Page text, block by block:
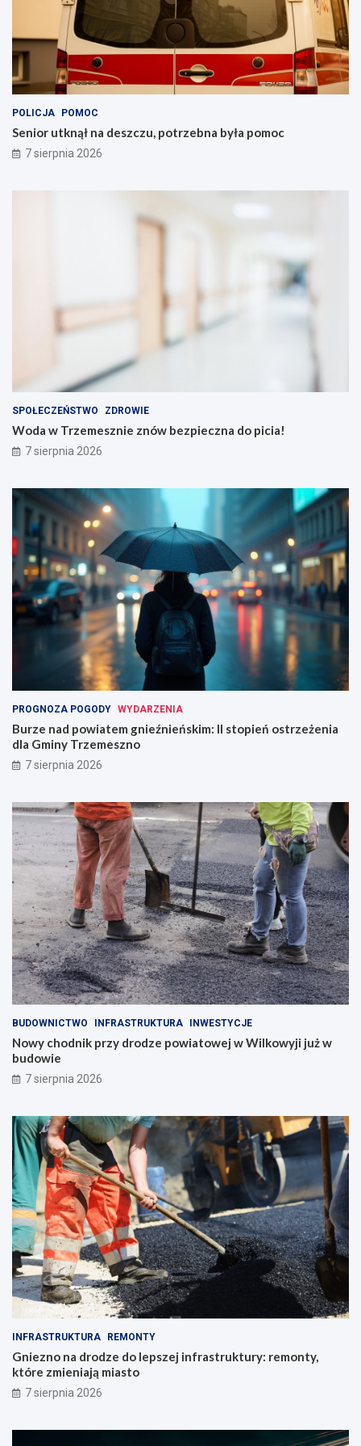
POLICJA POMOC
Senior utknął na deszczu, potrzebna była pomoc
7 sierpnia 2026
SPOŁECZEŃSTWO ZDROWIE
Woda w Trzemesznie znów bezpieczna do picia!
7 sierpnia 2026
PROGNOZA POGODY WYDARZENIA
Burze nad powiatem gnieźnieńskim: II stopień ostrzeżenia
dla Gminy Trzemeszno
7 sierpnia 2026
BUDOWNICTWO INFRASTRUKTURA INWESTYCJE
Nowy chodnik przy drodze powiatowej w Wilkowyji już w
budowie
7 sierpnia 2026
INFRASTRUKTURA REMONTY
Gniezno na drodze do lepszej infrastruktury: remonty,
które zmieniają miasto
7 sierpnia 2026